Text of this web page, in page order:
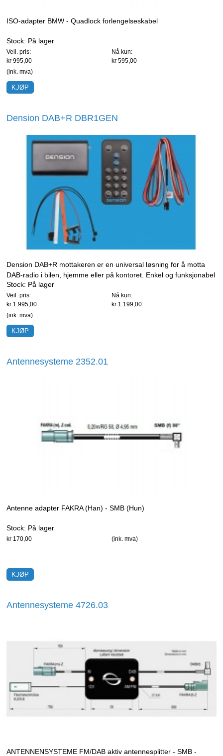
ISO-adapter BMW - Quadlock forlengelseskabel
Stock: På lager
Veil. pris:
kr 995,00
Nå kun:
kr 595,00
(ink. mva)
Dension DAB+R DBR1GEN
Dension DAB+R mottakeren er en universal løsning for å motta
DAB-radio i bilen, hjemme eller på kontoret. Enkel og funksjonabel
integrering med visning av DAB stasjoner på en FM-radio med
RDS funksjon.
Stock: På lager
Veil. pris:
kr 1.995,00
Nå kun:
kr 1.199,00
(ink. mva)
Antennesysteme 2352.01
Antenne adapter FAKRA (Han) - SMB (Hun)
Stock: På lager
kr 170,00 (ink. mva)
Antennesysteme 4726.03
ANTENNENSYSTEME FM/DAB aktiv antennesplitter - SMB -